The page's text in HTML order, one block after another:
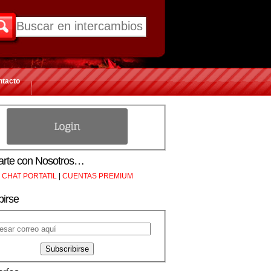
con Nosotros…
CHAT PORTATIL | CUENTAS PREMIUM